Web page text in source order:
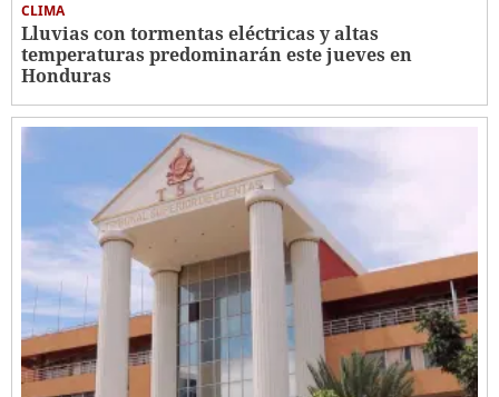
CLIMA
Lluvias con tormentas eléctricas y altas
temperaturas predominarán este jueves en
Honduras